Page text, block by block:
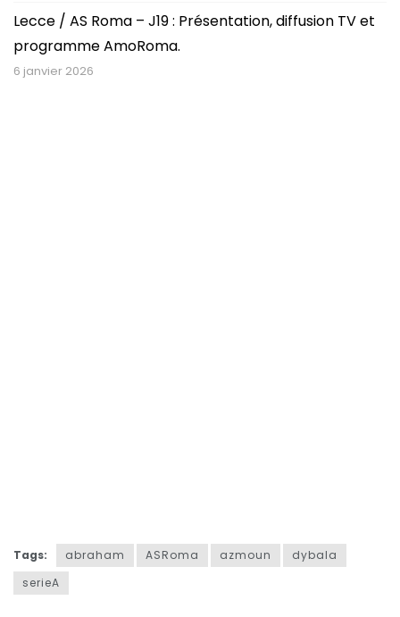
Lecce / AS Roma – J19 : Présentation, diffusion TV et
programme AmoRoma.
6 janvier 2026
Tags: abraham ASRoma azmoun
dybala
serieA